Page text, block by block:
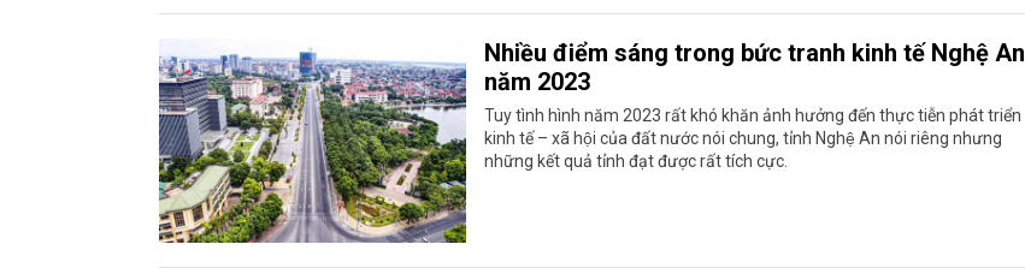
Nhiều điểm sáng trong bức tranh kinh tế Nghệ An
năm 2023
Tuy tình hình năm 2023 rất khó khăn ảnh hưởng đến thực tiễn phát triển
kinh tế – xã hội của đất nước nói chung, tỉnh Nghệ An nói riêng nhưng
những kết quả tỉnh đạt được rất tích cực.